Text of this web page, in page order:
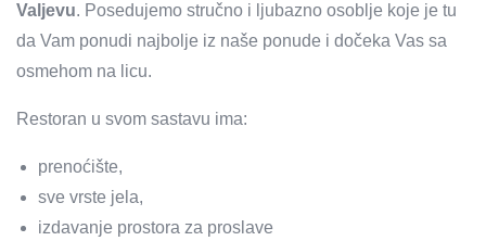
Valjevu. Posedujemo stručno i ljubazno osoblje koje je tu
da Vam ponudi najbolje iz naše ponude i dočeka Vas sa
osmehom na licu.
Restoran u svom sastavu ima:
prenoćište,
sve vrste jela,
izdavanje prostora za proslave